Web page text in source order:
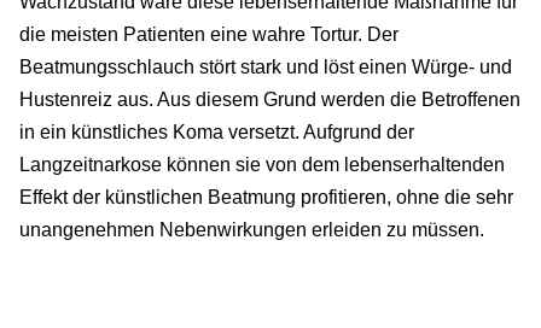
die meisten Patienten eine wahre Tortur. Der
Beatmungsschlauch stört stark und löst einen Würge- und
Hustenreiz aus. Aus diesem Grund werden die Betroffenen
in ein künstliches Koma versetzt. Aufgrund der
Langzeitnarkose können sie von dem lebenserhaltenden
Effekt der künstlichen Beatmung profitieren, ohne die sehr
unangenehmen Nebenwirkungen erleiden zu müssen.